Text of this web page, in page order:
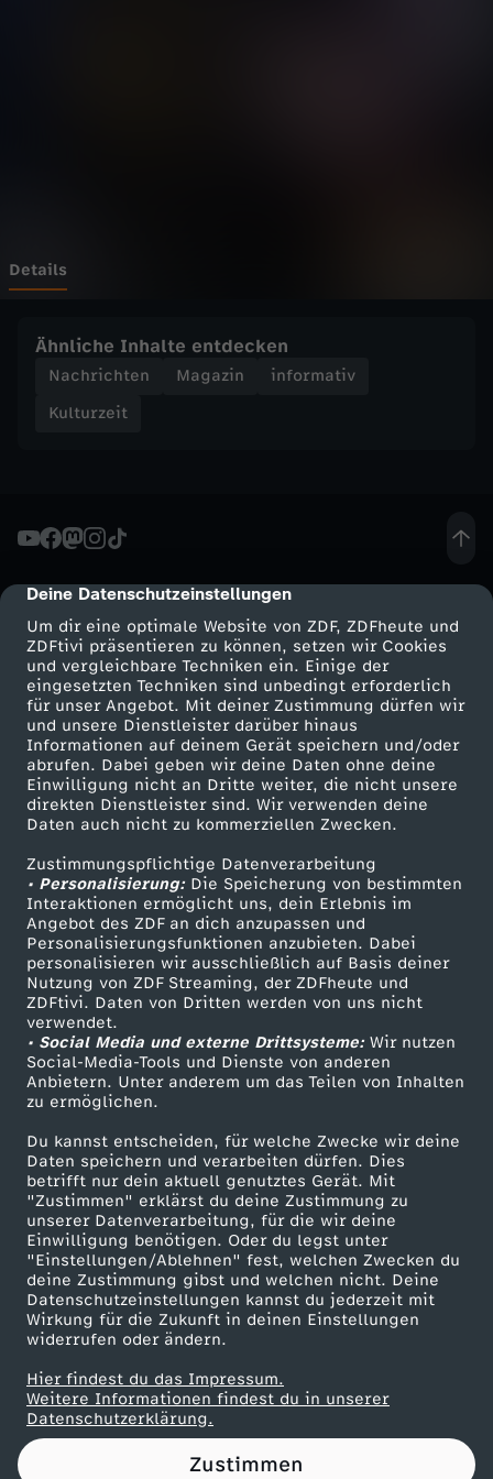
cmp-dialog-description
Deine Datenschutzeinstellungen
Um dir eine optimale Website von ZDF, ZDFheute und
ZDFtivi präsentieren zu können, setzen wir Cookies
und vergleichbare Techniken ein. Einige der
eingesetzten Techniken sind unbedingt erforderlich
für unser Angebot. Mit deiner Zustimmung dürfen wir
und unsere Dienstleister darüber hinaus
Informationen auf deinem Gerät speichern und/oder
abrufen. Dabei geben wir deine Daten ohne deine
Einwilligung nicht an Dritte weiter, die nicht unsere
direkten Dienstleister sind. Wir verwenden deine
Daten auch nicht zu kommerziellen Zwecken.
Zustimmungspflichtige Datenverarbeitung
• Personalisierung:Die Speicherung von bestimmten
Interaktionen ermöglicht uns, dein Erlebnis im
Angebot des ZDF an dich anzupassen und
Personalisierungsfunktionen anzubieten. Dabei
personalisieren wir ausschließlich auf Basis deiner
Nutzung von ZDF Streaming, der ZDFheute und
ZDFtivi. Daten von Dritten werden von uns nicht
verwendet.
• Social Media und externe Drittsysteme:Wir nutzen
Social-Media-Tools und Dienste von anderen
Anbietern. Unter anderem um das Teilen von Inhalten
zu ermöglichen.
Du kannst entscheiden, für welche Zwecke wir deine
Daten speichern und verarbeiten dürfen. Dies
betrifft nur dein aktuell genutztes Gerät. Mit
"Zustimmen" erklärst du deine Zustimmung zu
unserer Datenverarbeitung, für die wir deine
Einwilligung benötigen. Oder du legst unter
"Einstellungen/Ablehnen" fest, welchen Zwecken du
deine Zustimmung gibst und welchen nicht. Deine
Datenschutzeinstellungen kannst du jederzeit mit
Wirkung für die Zukunft in deinen Einstellungen
widerrufen oder ändern.
Hier findest du das Impressum.
Weitere Informationen findest du in unserer
Datenschutzerklärung.
Zustimmen
K
l
r
z
e
i
t
"
v
o
m
3
0
.
0
9
.
2
0
2
Details
Ähnliche Inhalte entdecken
Nachrichten Magazin
informativ
Kulturzeit
Mehr ZDF
ZDF-Apps
Smart TV
ZDFtext
Livestreams
Sendungen A-Z
TV-Programm
Service
ZDFmitreden
Kontakt zum ZDF
Tickets
Zuschauerservice
Hilfe
ZDF Unternehmen
Karriere
ZDF goes Schule
Werbefernsehen
Mainzelmännchen
Partner